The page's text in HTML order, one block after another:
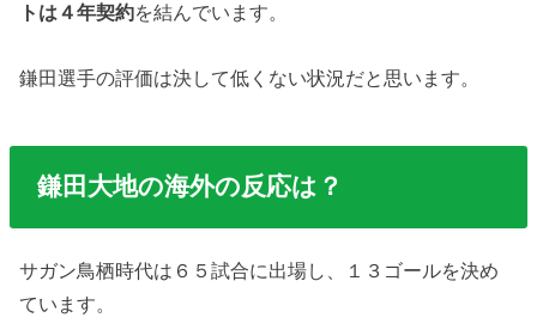
トは４年契約を結んでいます。
鎌田選手の評価は決して低くない状況だと思います。
鎌田大地の海外の反応は？
サガン鳥栖時代は６５試合に出場し、１３ゴールを決め
ています。